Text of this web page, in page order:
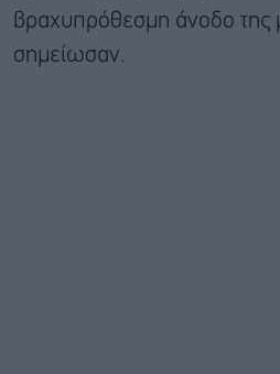
βραχυπρόθεσμη άνοδο της
σημείωσαν.